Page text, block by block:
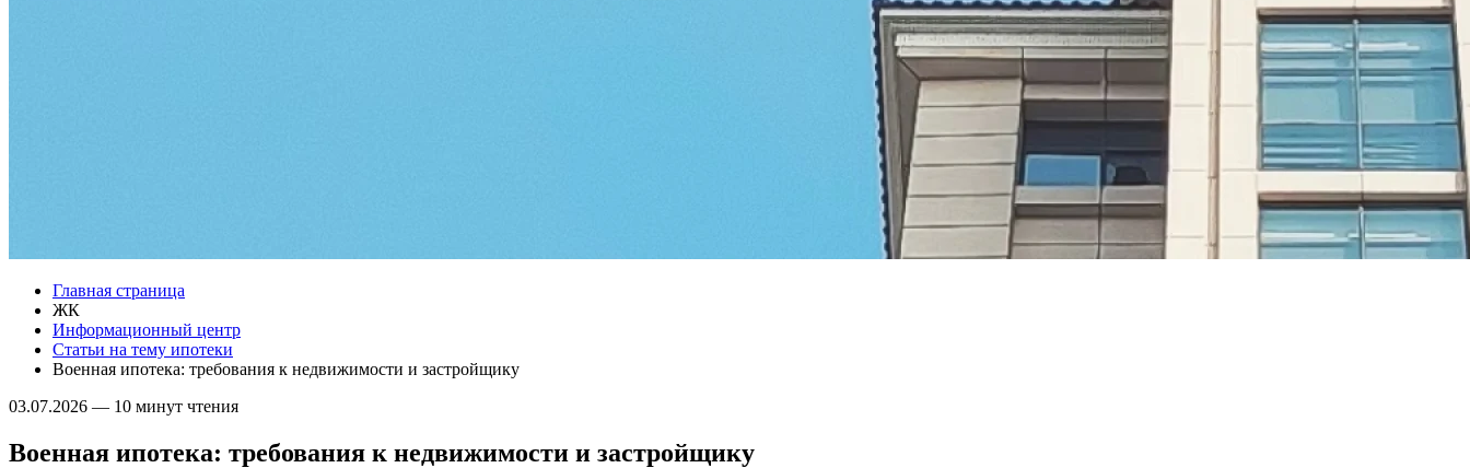
Главная страница
ЖК
Информационный центр
Статьи на тему ипотеки
Военная ипотека: требования к недвижимости и застройщику​
03.07.2026 — 10 минут чтения
Военная ипотека: требования к недвижимости и застройщику​